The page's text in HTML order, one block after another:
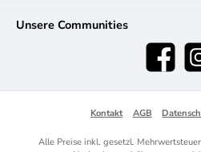
Unsere Communities
Facebook
Kontakt AGB
Alle Preise inkl. gesetzl.